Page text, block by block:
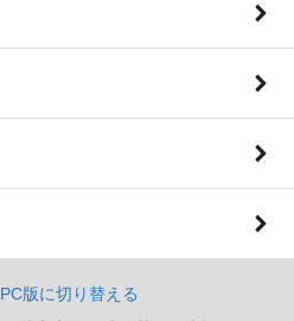
PC版に切り替える